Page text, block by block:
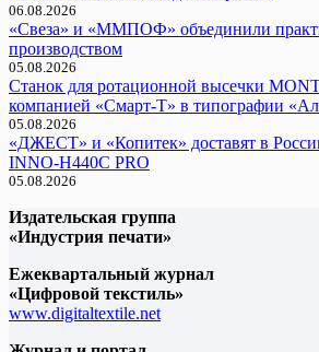
06.08.2026
«Свеза» и «ММПОФ» объединили
производством
05.08.2026
Cтанок для ротационной высечки
компанией «Смарт-Т» в типографии
05.08.2026
«ДЖЕСТ» и «Копитек» доставят в
INNO-H440C PRO
05.08.2026
Издательская группа
«Индустрия печати»
Ежеквартальный журнал
«Цифровой текстиль»
www.digitaltextile.net